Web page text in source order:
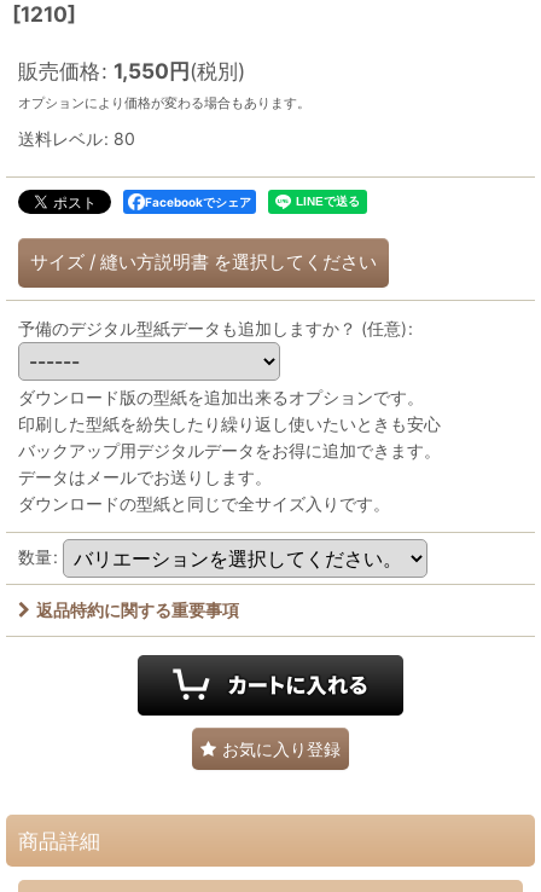
[1210]
販売価格: 1,550円(税別)
オプションにより価格が変わる場合もあります。
送料レベル: 80
Facebookでシェア
サイズ / 縫い方説明書 を選択してください
予備のデジタル型紙データも追加しますか？ (任意):
ダウンロード版の型紙を追加出来るオプションです。
印刷した型紙を紛失したり繰り返し使いたいときも安心
バックアップ用デジタルデータをお得に追加できます。
データはメールでお送りします。
ダウンロードの型紙と同じで全サイズ入りです。
数量:
返品特約に関する重要事項
お気に入り登録
商品詳細